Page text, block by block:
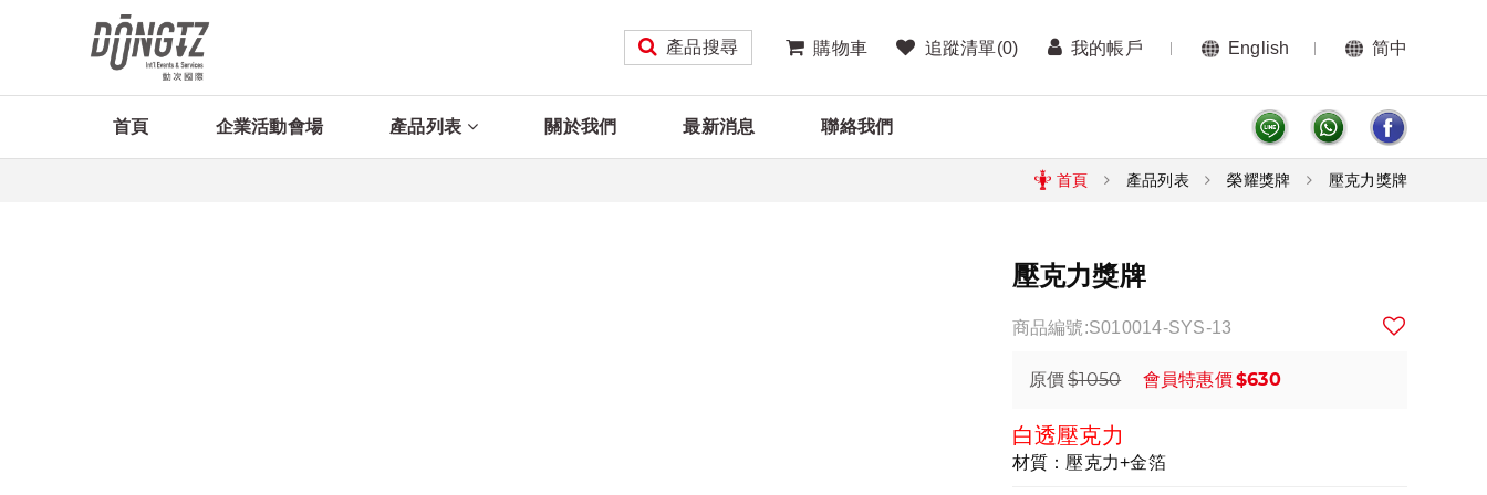
產品搜尋 購物車 追蹤清單(0) 我的帳戶 English 简中
首頁 企業活動會場 產品列表 關於我們 最新消息 聯絡我們
首頁 產品列表 榮耀獎牌 壓克力獎牌
壓克力獎牌
商品編號:S010014-SYS-13
原價$1050 會員特惠價$630
白透壓克力
材質：壓克力+金箔